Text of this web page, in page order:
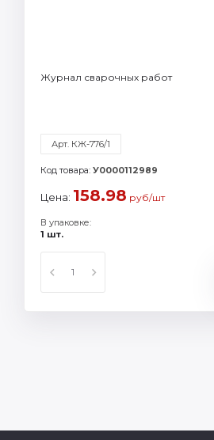
Журнал сварочных работ
Арт. КЖ-776/1
Код товара: У0000112989
Цена: 158.98 руб/шт
В упаковке:
1 шт.